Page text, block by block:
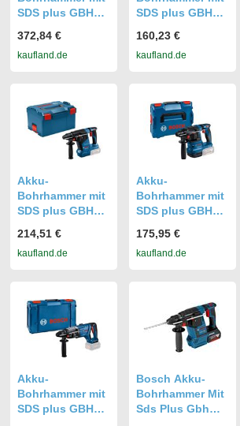
SDS plus GBH
BOXX
372,84 €
kaufland.de
SDS plus GBH
BOXX 136
160,23 €
kaufland.de
Akku-
Bohrhammer mit
SDS plus GBH
BOXX
214,51 €
kaufland.de
Akku-
Bohrhammer mit
SDS plus GBH
BOXX 136
175,95 €
kaufland.de
Akku-
Bohrhammer mit
SDS plus GBH
Bosch Akku-
Bohrhammer Mit
Sds Plus Gbh